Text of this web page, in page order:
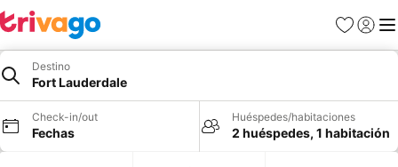
Favoritos
Iniciar
Destino
Fort Lauderdale
Check-in/out
Fechas
Huéspedes/habitaciones
2 huéspedes, 1 habitación